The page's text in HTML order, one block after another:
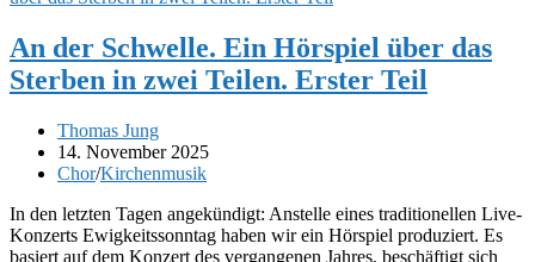
Hörspiel
über
das
in
zwei
Teilen.
Zweiter
Teil
An der Schwelle. Ein Hörspiel über das
Sterben in zwei Teilen. Erster Teil
Beitrags-
Autor:
Thomas Jung
Beitrag
veröffentlicht:
14. November 2025
Beitrags-
Chor/Kirchenmusik
In den letzten Tagen angekündigt: Anstelle eines traditionellen Live-
Konzerts Ewigkeitssonntag haben wir ein Hörspiel produziert. Es
basiert auf dem Konzert des vergangenen Jahres, beschäftigt sich